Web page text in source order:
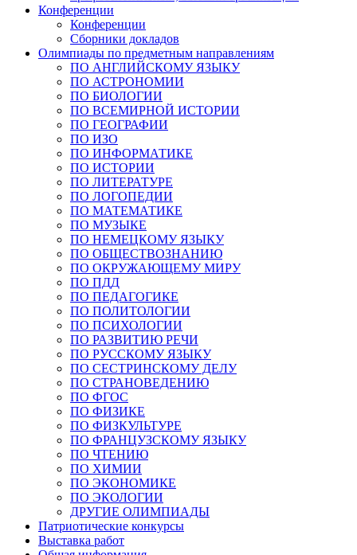
Конференции
Конференции
Сборники докладов
Олимпиады по предметным направлениям
ПО АНГЛИЙСКОМУ ЯЗЫКУ
ПО АСТРОНОМИИ
ПО БИОЛОГИИ
ПО ВСЕМИРНОЙ ИСТОРИИ
ПО ГЕОГРАФИИ
ПО ИЗО
ПО ИНФОРМАТИКЕ
ПО ИСТОРИИ
ПО ЛИТЕРАТУРЕ
ПО ЛОГОПЕДИИ
ПО МАТЕМАТИКЕ
ПО МУЗЫКЕ
ПО НЕМЕЦКОМУ ЯЗЫКУ
ПО ОБЩЕСТВОЗНАНИЮ
ПО ОКРУЖАЮЩЕМУ МИРУ
ПО ПДД
ПО ПЕДАГОГИКЕ
ПО ПОЛИТОЛОГИИ
ПО ПСИХОЛОГИИ
ПО РАЗВИТИЮ РЕЧИ
ПО РУССКОМУ ЯЗЫКУ
ПО СЕСТРИНСКОМУ ДЕЛУ
ПО СТРАНОВЕДЕНИЮ
ПО ФГОС
ПО ФИЗИКЕ
ПО ФИЗКУЛЬТУРЕ
ПО ФРАНЦУЗСКОМУ ЯЗЫКУ
ПО ЧТЕНИЮ
ПО ХИМИИ
ПО ЭКОНОМИКЕ
ПО ЭКОЛОГИИ
ДРУГИЕ ОЛИМПИАДЫ
Патриотические конкурсы
Выставка работ